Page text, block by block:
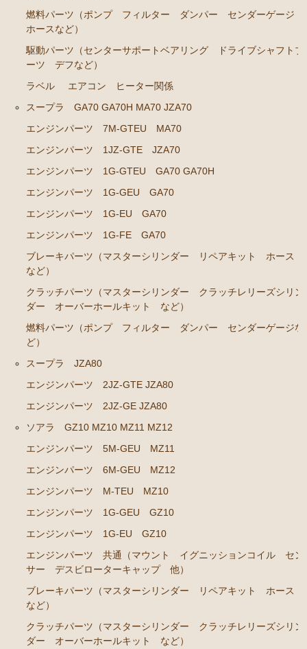
ウエザーストリップ ワイヤー類
ラベル
エアコン ヒーター関係
ソアラ GZ20 MZ20 MZ21
エンジンパーツ 7M-GTEU MZ20 MZ21
エンジンパーツ 1G-GTEU GZ20
エンジンパーツ 1G-GEU GZ20
エンジンパーツ 1G-EU GZ20
ト ホース など）
クラッチパーツ（マスターシリンダー クラッチレリ
ーズシリンダー オーバーホールキット など）
燃料パーツ（ポンプ フィルター ダンパー センダ
ソアラ JZZ30 JZZ31 UZZ30 UZZ31 UZZ32
エンジンパーツ 2JZ-GE JZZ31
ト ホース など）
コロナマークⅡ チェイサー MX3# MX4#
マークⅡ クレスタ チェイサーGX50 51 GX60 61 MX51 6
エンジンパーツ 1G-GEU
エンジンパーツ 1G-EU
エンジンパーツ M-TEU
エンジンパーツ 5M-EU
エンジンパーツ 18R-GEU
エンジンパーツ（マウント 他）
燃料パーツ（ポンプ フィルター ダンパー センダーゲージ
ホースなど）
駆動パーツ（センターサポートベアリング ドライブシャフトブ
ーツ デフなど）
ラベル
エアコン ヒーター関係
スープラ GA70 GA70H MA70 JZA70
エンジンパーツ 7M-GTEU MA70
エンジンパーツ 1JZ-GTE JZA70
エンジンパーツ 1G-GTEU GA70 GA70H
エンジンパーツ 1G-GEU GA70
エンジンパーツ 1G-EU GA70
エンジンパーツ 1G-FE GA70
ブレーキパーツ（マスターシリンダー リペアキット ホース
など）
クラッチパーツ（マスターシリンダー クラッチレリーズシリン
ダー オーバーホールキット など）
燃料パーツ（ポンプ フィルター ダンパー センダーゲージな
ど）
スープラ JZA80
エンジンパーツ 2JZ-GTE JZA80
エンジンパーツ 2JZ-GE JZA80
ソアラ GZ10 MZ10 MZ11 MZ12
エンジンパーツ 5M-GEU MZ11
エンジンパーツ 6M-GEU MZ12
エンジンパーツ M-TEU MZ10
エンジンパーツ 1G-GEU GZ10
エンジンパーツ 1G-EU GZ10
エンジンパーツ 共通（マウント イグニッションコイル セン
サー デスビローターキャップ 他）
ブレーキパーツ（マスターシリンダー リペアキット ホース
など）
クラッチパーツ（マスターシリンダー クラッチレリーズシリン
ダー オーバーホールキット など）